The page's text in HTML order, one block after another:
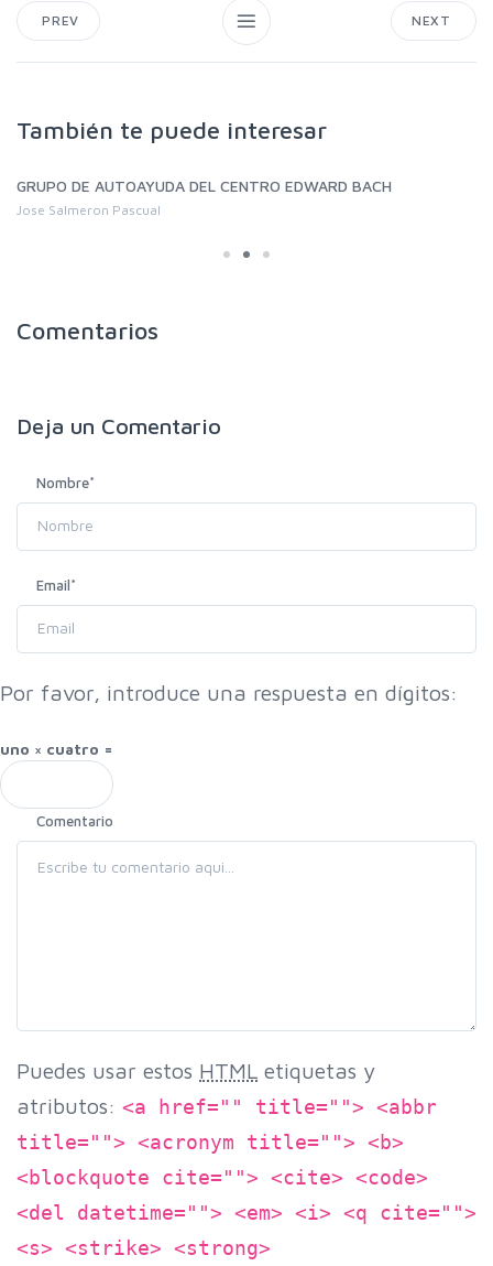
PREV NEXT
También te puede interesar
GRUPO DE AUTOAYUDA DEL CENTRO EDWARD BACH
Jose Salmeron Pascual
Comentarios
Deja un Comentario
Nombre*
Email*
Por favor, introduce una respuesta en dígitos:
uno × cuatro =
Comentario
Puedes usar estos HTML etiquetas y
atributos: <a href="" title=""> <abbr
title=""> <acronym title=""> <b>
<blockquote cite=""> <cite> <code>
<del datetime=""> <em> <i> <q cite="">
<s> <strike> <strong>